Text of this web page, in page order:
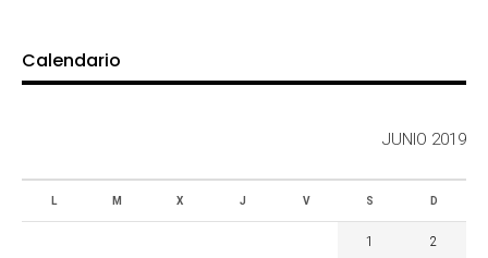
Calendario
JUNIO 2019
L M X J V S D
1 2